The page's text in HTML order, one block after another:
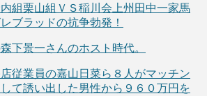
組栗山組ＶＳ稲川会上州田中一家馬
ブラッドの抗争勃発！
下景一さんのホスト時代。
従業員の嘉山日菜ら８人がマッチン
て誘い出した男性から９６０万円を